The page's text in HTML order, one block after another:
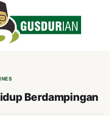
Berdampingan